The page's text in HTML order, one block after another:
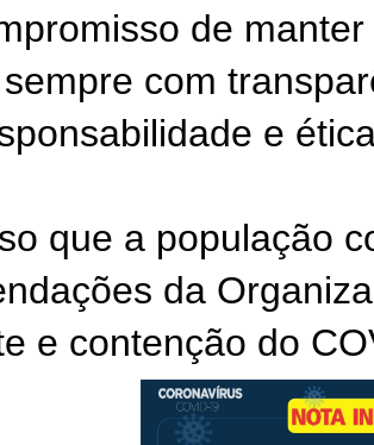
de
com
e
que a população
da
e contenção do